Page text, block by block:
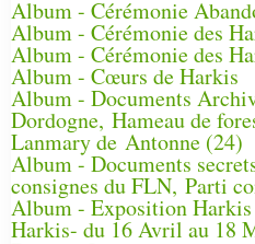
Album - Cérémonie
Album - Cérémonie des
Album - Cérémonie des
Album - Cœurs de Harkis
Album - Documents
Dordogne, Hameau de
Lanmary de Antonne (24)
Album - Documents
consignes du FLN, Parti
Album - Exposition
Harkis- du 16 Avril au 18